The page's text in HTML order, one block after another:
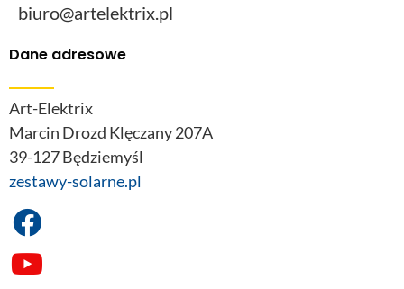
biuro@artelektrix.pl
Dane adresowe
Art-Elektrix
Marcin Drozd Klęczany 207A
39-127 Będziemyśl
zestawy-solarne.pl